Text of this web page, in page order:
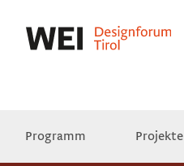
Programm Projekte